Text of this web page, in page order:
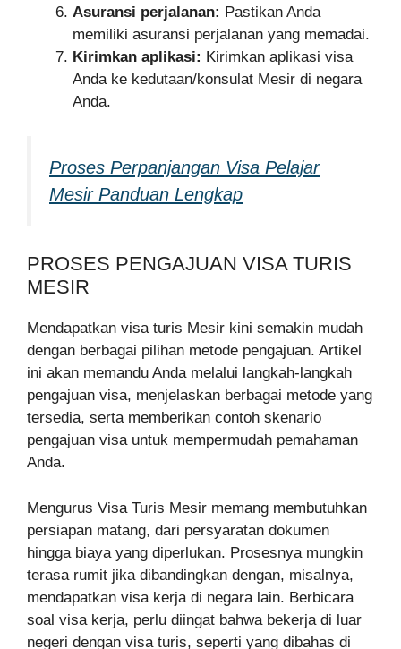
Asuransi perjalanan: Pastikan Anda
memiliki asuransi perjalanan yang memadai.
Kirimkan aplikasi: Kirimkan aplikasi visa
Anda ke kedutaan/konsulat Mesir di negara
Anda.
Proses Perpanjangan Visa Pelajar
Mesir Panduan Lengkap
PROSES PENGAJUAN VISA TURIS
MESIR
Mendapatkan visa turis Mesir kini semakin mudah
dengan berbagai pilihan metode pengajuan. Artikel
ini akan memandu Anda melalui langkah-langkah
pengajuan visa, menjelaskan berbagai metode yang
tersedia, serta memberikan contoh skenario
pengajuan visa untuk mempermudah pemahaman
Anda.
Mengurus Visa Turis Mesir memang membutuhkan
persiapan matang, dari persyaratan dokumen
hingga biaya yang diperlukan. Prosesnya mungkin
terasa rumit jika dibandingkan dengan, misalnya,
mendapatkan visa kerja di negara lain. Berbicara
soal visa kerja, perlu diingat bahwa bekerja di luar
negeri dengan visa turis, seperti yang dibahas di